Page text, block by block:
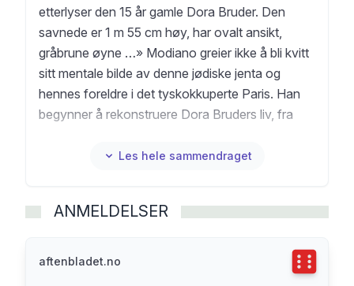
etterlyser den 15 år gamle Dora Bruder. Den
savnede er 1 m 55 cm høy, har ovalt ansikt,
gråbrune øyne …» Modiano greier ikke å bli kvitt
sitt mentale bilde av denne jødiske jenta og
hennes foreldre i det tyskokkuperte Paris. Han
begynner å rekonstruere Dora Bruders liv, fra
til transporten fra Paris-leiren Drancy til
bodde hjemme, men på en katolsk internatskole.
at hennes jødiske bakgrunn ikke skulle
Les hele sammendraget
ANMELDELSER
aftenbladet.no